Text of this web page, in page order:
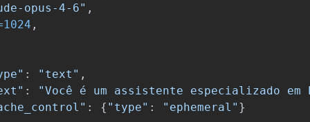
opus-4-6" ,
1024 ,
" : " text " ,
" : "Você é um assistente especializado em
" : { " type" : " ephemeral " }